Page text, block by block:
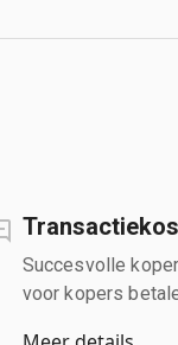
Succesvolle
voor kopers